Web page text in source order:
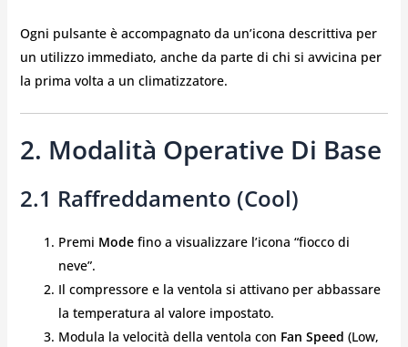
Ogni pulsante è accompagnato da un’icona descrittiva per
un utilizzo immediato, anche da parte di chi si avvicina per
la prima volta a un climatizzatore.
2. Modalità Operative Di Base
2.1 Raffreddamento (Cool)
Premi Modefino a visualizzare l’icona “fiocco di
neve”.
Il compressore e la ventola si attivano per abbassare
la temperatura al valore impostato.
Modula la velocità della ventola con Fan Speed (Low,